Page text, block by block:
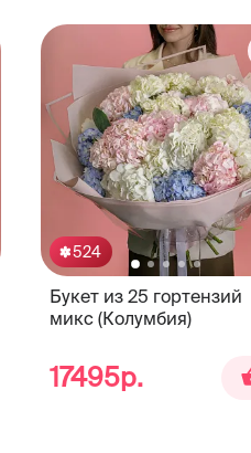
524
Букет из 25 гортензий
микс (Колумбия)
17495р.